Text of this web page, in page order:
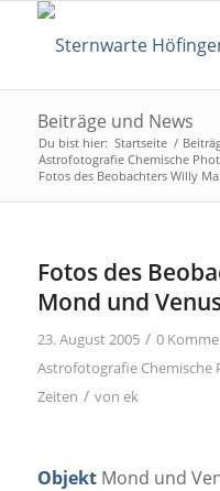
Beiträge und News
Du bist hier: Startseite /
Astrofotografie Chemische
Fotos des Beobachters Willy
Fotos des
Mond und
23. August 2005 / 0
Astrofotografie Chemische
Zeiten / von ek
ObjektMond und